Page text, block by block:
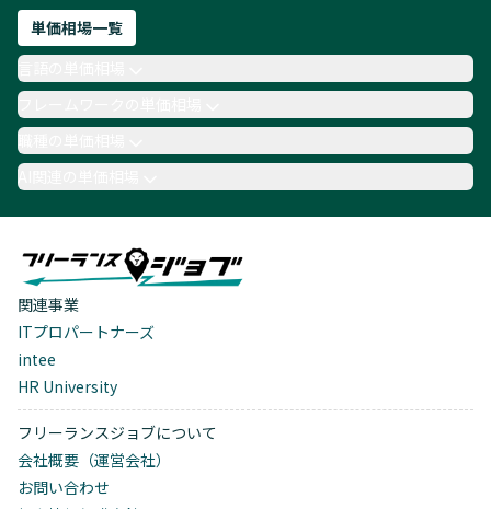
単価相場一覧
職種の単価相場
AI関連の単価相場
関連事業
ITプロパートナーズ
intee
HR University
フリーランスジョブについて
会社概要（運営会社）
お問い合わせ